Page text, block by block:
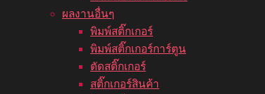
ผลงานอื่นๆ
พิมพ์สติ๊กเกอร์
พิมพ์สติ๊กเกอร์การ์ตูน
ตัดสติ๊กเกอร์
สติ๊กเกอร์สินค้า